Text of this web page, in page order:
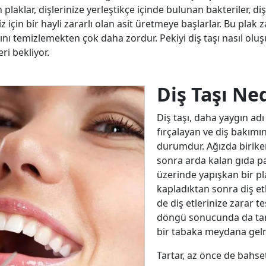
dişlerinize yerleştikçe içinde bulunan bakteriler,
için bir hayli zararlı olan asit üretmeye başlarlar. Bu plak
temizlemekten çok daha zordur. Pekiyi diş taşı nasıl
bekliyor.
Diş Taşı
Diş taşı, daha yaygın
fırçalayan ve diş
durumdur. Ağızda
sonra arda kalan gıda
üzerinde yapışkan bir
kapladıktan sonra diş
de diş etlerinize zarar
döngü sonucunda da
bir tabaka meydana
Tartar, az önce de